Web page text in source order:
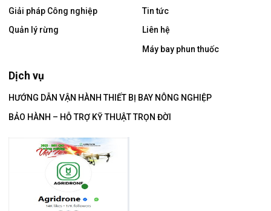
Giải pháp Công nghiệp
Quản lý rừng
Dịch vụ
HƯỚNG DẪN VẬN HÀNH THIẾT BỊ BAY NÔNG NGHIỆP
BẢO HÀNH – HỖ TRỢ KỸ THUẬT TRỌN ĐỜI
Tin tức
Liên hệ
Máy bay phun thuốc